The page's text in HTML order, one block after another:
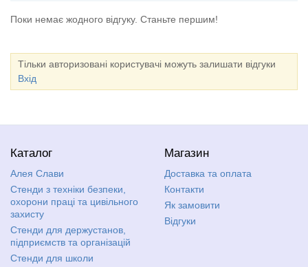
Поки немає жодного відгуку. Станьте першим!
Тільки авторизовані користувачі можуть залишати відгуки
Вхід
Каталог
Алея Слави
Стенди з техніки безпеки,
охорони праці та цивільного
захисту
Стенди для держустанов,
підприємств та організацій
Стенди для школи
Магазин
Доставка та оплата
Контакти
Як замовити
Відгуки